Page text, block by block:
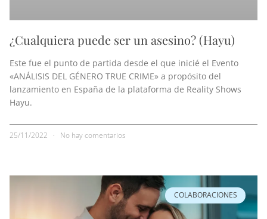
¿Cualquiera puede ser un asesino? (Hayu)
Este fue el punto de partida desde el que inicié el Evento
«ANÁLISIS DEL GÉNERO TRUE CRIME» a propósito del
lanzamiento en España de la plataforma de Reality Shows
Hayu.
25/11/2022 No hay comentarios
COLABORACIONES